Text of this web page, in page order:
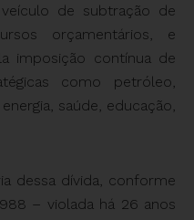
de subtração de
orçamentários, e
imposição contínua de
como petróleo,
saúde, educação,
dessa dívida, conforme
– violada há 26 anos